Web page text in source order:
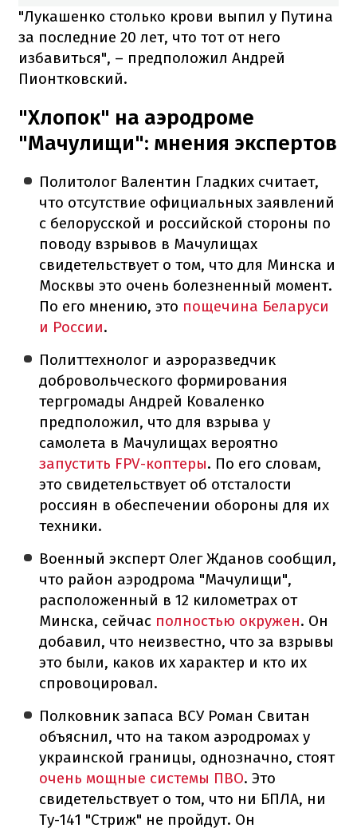
"Лукашенко столько крови выпил у Путина
за последние 20 лет, что тот от него
избавиться", – предположил Андрей
Пионтковский.
"Хлопок" на аэродроме
"Мачулищи": мнения экспертов
Политолог Валентин Гладких считает,
что отсутствие официальных заявлений
с белорусской и российской стороны по
поводу взрывов в Мачулищах
свидетельствует о том, что для Минска и
Москвы это очень болезненный момент.
По его мнению, это пощечина Беларуси
и России.
Политтехнолог и аэроразведчик
добровольческого формирования
тергромады Андрей Коваленко
предположил, что для взрыва у
самолета в Мачулищах вероятно
запустить FPV-коптеры. По его словам,
это свидетельствует об отсталости
россиян в обеспечении обороны для их
техники.
Военный эксперт Олег Жданов сообщил,
что район аэродрома "Мачулищи",
расположенный в 12 километрах от
Минска, сейчас полностью окружен. Он
добавил, что неизвестно, что за взрывы
это были, каков их характер и кто их
спровоцировал.
Полковник запаса ВСУ Роман Свитан
объяснил, что на таком аэродромах у
украинской границы, однозначно, стоят
очень мощные системы ПВО. Это
свидетельствует о том, что ни БПЛА, ни
Ту-141 "Стриж" не пройдут. Он